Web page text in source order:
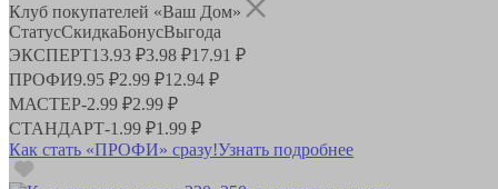
Клуб покупателей «Ваш Дом»
СтатусСкидкаБонусВыгода
ЭКСПЕРТ13.93 ₽3.98 ₽17.91 ₽
ПРОФИ9.95 ₽2.99 ₽12.94 ₽
МАСТЕР-2.99 ₽2.99 ₽
СТАНДАРТ-1.99 ₽1.99 ₽
Как стать «ПРОФИ» сразу!Узнать подробнее